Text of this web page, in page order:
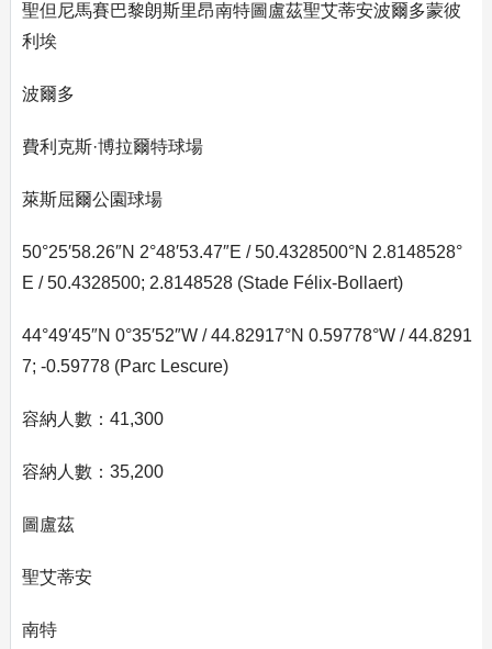
聖但尼馬賽巴黎朗斯里昂南特圖盧茲聖艾蒂安波爾多蒙彼
利埃
波爾多
費利克斯·博拉爾特球場
萊斯屈爾公園球場
50°25′58.26″N 2°48′53.47″E / 50.4328500°N 2.8148528°
E / 50.4328500; 2.8148528 (Stade Félix-Bollaert)
44°49′45″N 0°35′52″W / 44.82917°N 0.59778°W / 44.8291
7; -0.59778 (Parc Lescure)
容納人數：41,300
容納人數：35,200
圖盧茲
聖艾蒂安
南特